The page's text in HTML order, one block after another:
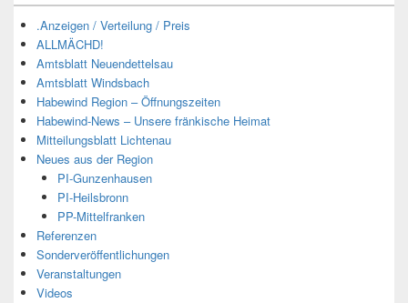
.Anzeigen / Verteilung / Preis
ALLMÄCHD!
Amtsblatt Neuendettelsau
Amtsblatt Windsbach
Habewind Region – Öffnungszeiten
Habewind-News – Unsere fränkische Heimat
Mitteilungsblatt Lichtenau
Neues aus der Region
PI-Gunzenhausen
PI-Heilsbronn
PP-Mittelfranken
Referenzen
Sonderveröffentlichungen
Veranstaltungen
Videos